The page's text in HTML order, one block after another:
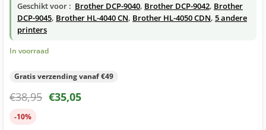
Geschikt voor : Brother DCP-9040, Brother DCP-9042, Brother
DCP-9045, Brother HL-4040 CN, Brother HL-4050 CDN, 5 andere
printers
In voorraad
Gratis verzending vanaf €49
€38,95 €35,05
-10%